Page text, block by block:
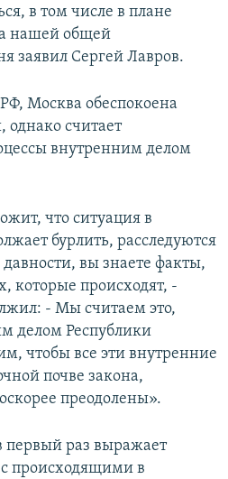
в том числе в плане
нашей общей
заявил Сергей Лавров.
Москва обеспокоена
считает
внутренним делом
что ситуация в
бурлить, расследуются
вы знаете факты,
которые происходят, -
- Мы считаем это,
делом Республики
чтобы все эти внутренние
почве закона,
преодолены».
первый раз выражает
с происходящими в